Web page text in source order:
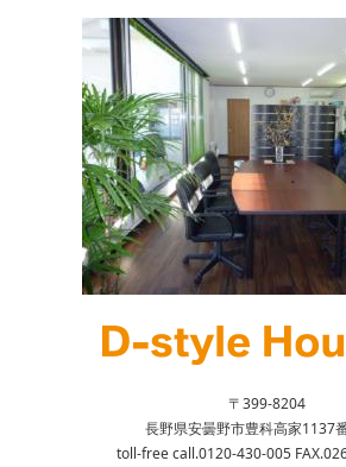
〒399-8204
長野県安曇野市豊科高家1137
toll-free call.0120-430-005